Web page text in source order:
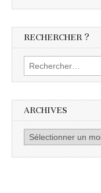
RECHERCHER ?
Rechercher :
ARCHIVES
Archives